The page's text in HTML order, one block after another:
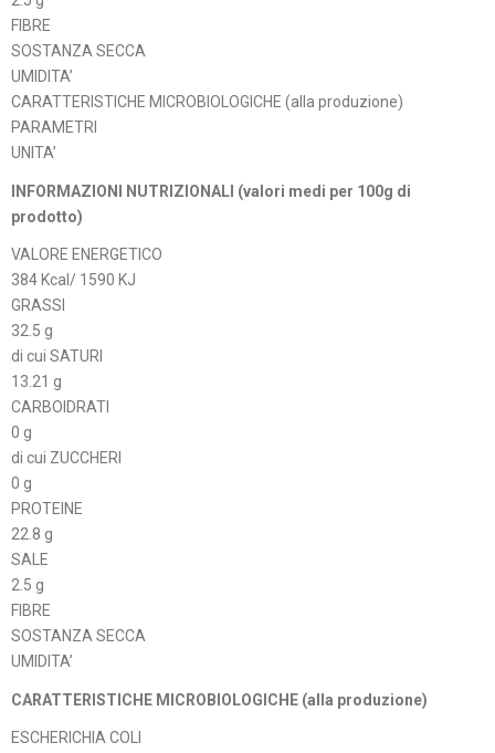
FIBRE
SOSTANZA SECCA
UMIDITA’
CARATTERISTICHE MICROBIOLOGICHE (alla produzione)
PARAMETRI
UNITA’
INFORMAZIONI NUTRIZIONALI (valori medi per 100g di
prodotto)
VALORE ENERGETICO
384 Kcal/ 1590 KJ
GRASSI
32.5 g
di cui SATURI
13.21 g
CARBOIDRATI
0 g
di cui ZUCCHERI
0 g
PROTEINE
22.8 g
SALE
2.5 g
FIBRE
SOSTANZA SECCA
UMIDITA’
CARATTERISTICHE MICROBIOLOGICHE (alla produzione)
ESCHERICHIA COLI